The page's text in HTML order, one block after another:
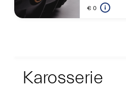
€ 0
Karosserie